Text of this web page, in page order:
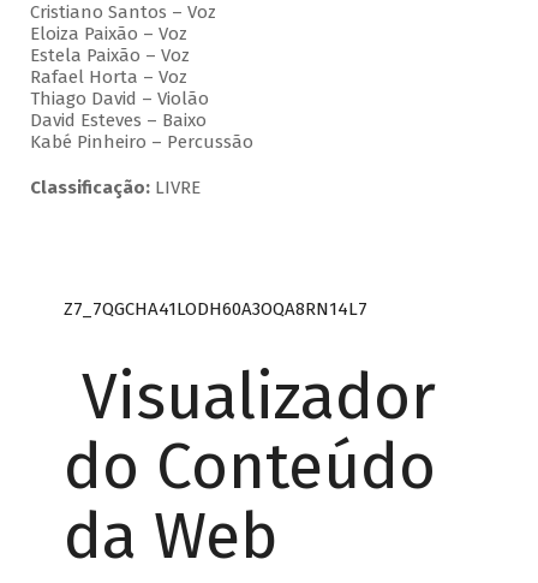
Cristiano Santos – Voz
Eloiza Paixão – Voz
Estela Paixão – Voz
Rafael Horta – Voz
Thiago David – Violão
David Esteves – Baixo
Kabé Pinheiro – Percussão
Classificação:LIVRE
Z7_7QGCHA41LODH60A3OQA8RN14L7
Visualizador
do Conteúdo
da Web